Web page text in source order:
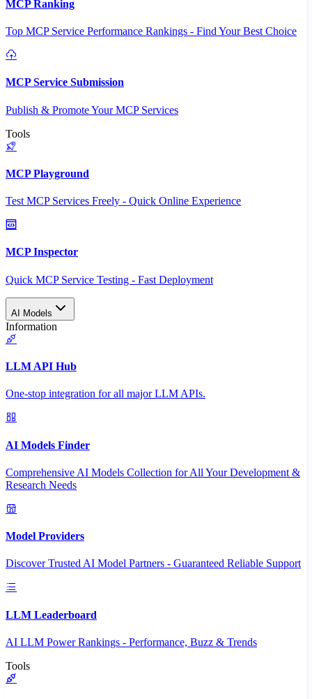
MCP Ranking
Top MCP Service Performance Rankings - Find Your Best Choice
MCP Service Submission
Publish & Promote Your MCP Services
Tools
MCP Playground
Test MCP Services Freely - Quick Online Experience
MCP Inspector
Quick MCP Service Testing - Fast Deployment
AI Models
Information
LLM API Hub
One-stop integration for all major LLM APIs.
AI Models Finder
Comprehensive AI Models Collection for All Your Development &
Research Needs
Model Providers
Discover Trusted AI Model Partners - Guaranteed Reliable Support
LLM Leaderboard
AI LLM Power Rankings - Performance, Buzz & Trends
Tools